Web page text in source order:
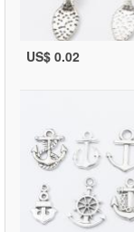
US$ 0.02